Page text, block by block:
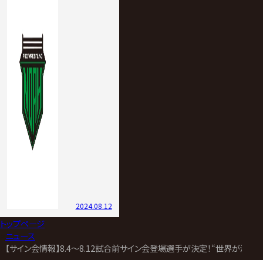
2024.08.12
トップページ
ニュース
【サイン会情報】8.4～8.12試合前サイン会登場選手が決定！“世界が沸